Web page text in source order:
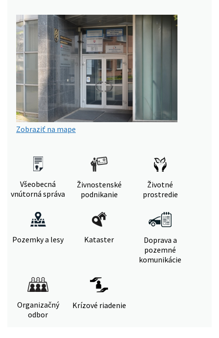
Zobraziť na mape
Všeobecná
vnútorná správa
Živnostenské
podnikanie
Životné
prostredie
Pozemky a lesy Kataster
Doprava a
pozemné
komunikácie
Organizačný
odbor
Krízové riadenie